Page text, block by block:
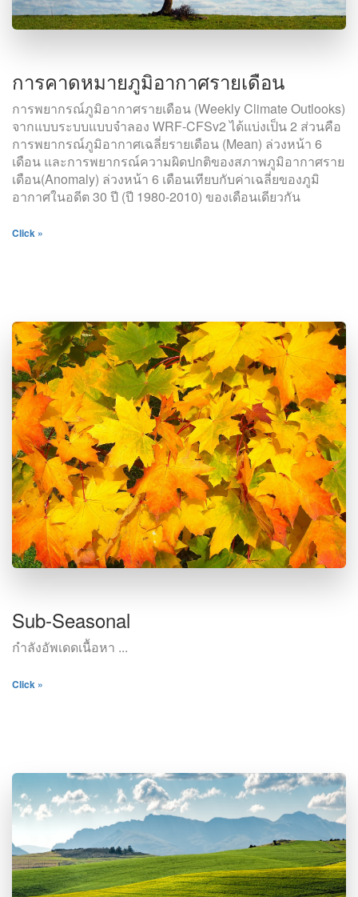
การคาดหมายภูมิอากาศรายเดือน
การพยากรณ์ภูมิอากาศรายเดือน (Weekly Climate Outlooks)
จากแบบระบบแบบจำลอง WRF-CFSv2 ได้แบ่งเป็น 2 ส่วนคือ
การพยากรณ์ภูมิอากาศเฉลี่ยรายเดือน (Mean) ล่วงหน้า 6
เดือน และการพยากรณ์ความผิดปกติของสภาพภูมิอากาศราย
เดือน(Anomaly) ล่วงหน้า 6 เดือนเทียบกับค่าเฉลี่ยของภูมิ
อากาศในอดีต 30 ปี (ปี 1980-2010) ของเดือนเดียวกัน
Click »
Sub-Seasonal
กำลังอัพเดดเนื้อหา ...
Click »